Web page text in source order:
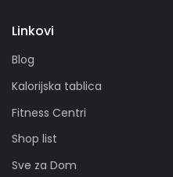
Linkovi
Blog
Kalorijska tablica
Fitness Centri
Shop list
Sve za Dom